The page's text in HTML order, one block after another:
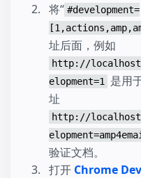
将“ #development=
址后面，例如
http://
elopment=1
是用
址
http://
验证文档。
打开 Chrome